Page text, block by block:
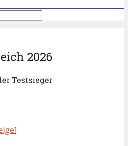
2026
Testsieger
]